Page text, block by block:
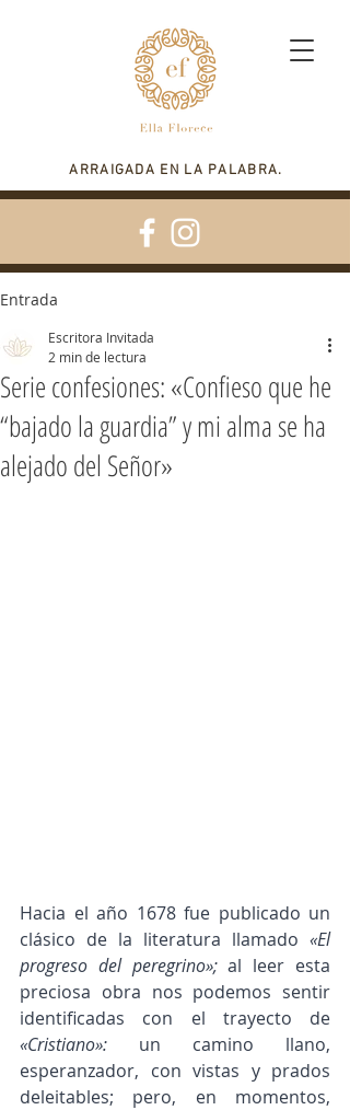
ARRAIGADA EN LA PALABRA.
Entrada
Serie confesiones: «Confieso que he
“bajado la guardia” y mi alma se ha
alejado del Señor»
Escritora Invitada
2 min de lectura
Hacia el año 1678 fue publicado un
clásico de la literatura llamado «El
progreso del peregrino»; al leer esta
preciosa obra nos podemos sentir
«Cristiano»: un camino llano,
esperanzador, con vistas y prados
deleitables; pero, en momentos,